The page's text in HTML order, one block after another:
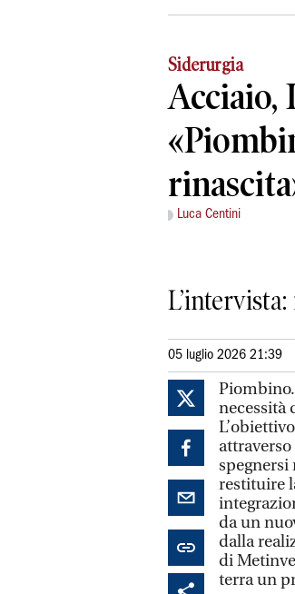
Siderurgia
Acciaio,
Luca Centini
05 luglio 2026 21:39
necessità
spegnersi
restituire
da un
dalla
di
terra un